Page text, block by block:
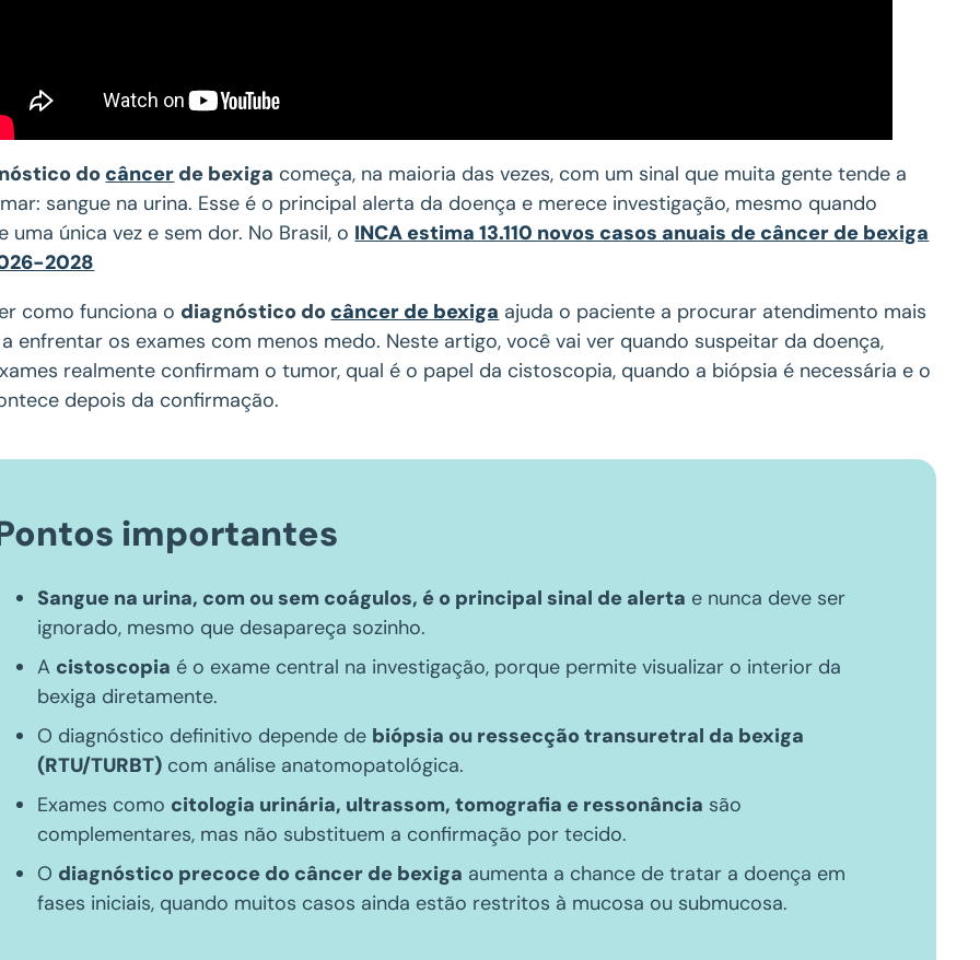
do câncer de bexiga começa, na maioria das vezes, com um sinal que muita gente tende a
sangue na urina. Esse é o principal alerta da doença e merece investigação, mesmo quando
uma única vez e sem dor. No Brasil, o INCA estima 13.110 novos casos anuais de câncer de bexiga
2028
como funciona o diagnóstico do câncer de bexiga ajuda o paciente a procurar atendimento mais
enfrentar os exames com menos medo. Neste artigo, você vai ver quando suspeitar da doença,
realmente confirmam o tumor, qual é o papel da cistoscopia, quando a biópsia é necessária e o
depois da confirmação.
importantes
Sangue na urina, com ou sem coágulos, é o principal sinal de alerta e nunca deve ser
ignorado, mesmo que desapareça sozinho.
A cistoscopia é o exame central na investigação, porque permite visualizar o interior da
bexiga diretamente.
O diagnóstico definitivo depende de biópsia ou ressecção transuretral da bexiga
(RTU/TURBT) com análise anatomopatológica.
Exames como citologia urinária, ultrassom, tomografia e ressonância são
complementares, mas não substituem a confirmação por tecido.
O diagnóstico precoce do câncer de bexiga aumenta a chance de tratar a doença em
fases iniciais, quando muitos casos ainda estão restritos à mucosa ou submucosa.